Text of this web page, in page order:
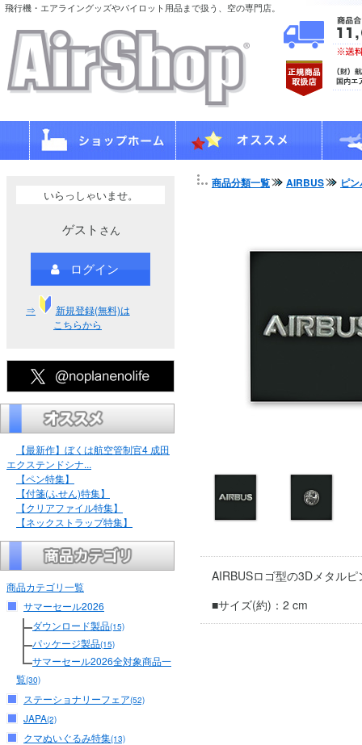
飛行機・エアライングッズやパイロット用品まで扱う、空の専門店。
いらっしゃいませ。
ゲスト さん
ログイン
⇒
新規登録(無料)は
こちらから
【最新作】ぼくは航空管制官4 成田
エクステンドシナ...
【ペン特集】
【付箋(ふせん)特集】
【クリアファイル特集】
【ネックストラップ特集】
商品カテゴリ一覧
サマーセール2026
ダウンロード製品(15)
パッケージ製品(15)
サマーセール2026全対象商品一
覧(30)
ステーショナリーフェア(52)
JAPA(2)
クマぬいぐるみ特集(13)
商品分類一覧 AIRBUS ピ
AIRBUSロゴ型の3Dメタルピ
■サイズ(約)：2 cm